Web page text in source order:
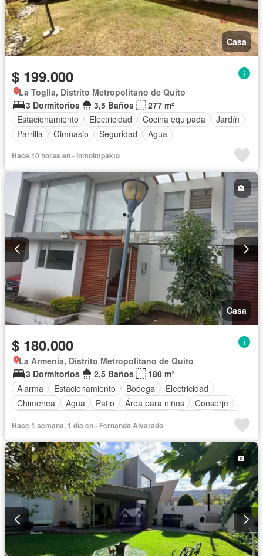
Casa
$ 199.000
La Toglla, Distrito Metropolitano de Quito
3 Dormitorios
3,5 Baños
277 m²
Estacionamiento
Electricidad Cocina equipada
Jardín
Parrilla
Gimnasio Seguridad Agua
Hace 10 horas en - Inmoimpakto
Casa
$ 180.000
La Armenia, Distrito Metropolitano de Quito
3 Dormitorios
2,5 Baños
180 m²
Alarma
Estacionamiento Bodega
Electricidad
Chimenea
Agua Patio Área para niños
Conserje
Parrilla
Garita de guardianía
Seguridad Sin amoblar
Hace 1 semana, 1 día en - Fernanda Alvarado